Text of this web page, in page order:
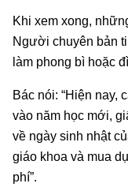
Khi xem xong,
Người chuyên bản
làm phong bì hoặc
Bác nói: “Hiện nay,
vào năm học mới,
về ngày sinh nhật
giáo khoa và mua
phí”.